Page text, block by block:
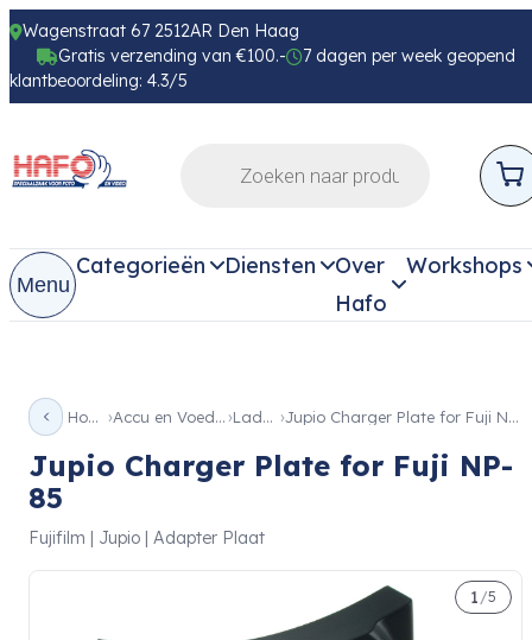
Wagenstraat 67 2512AR Den Haag
Gratis verzending van €100.-
7 dagen per week geopend
klantbeoordeling: 4.3/5
Menu
Categorieën Diensten
Over
Hafo
Workshops
Home Accu en Voeding Laders Jupio Charger Plate for Fuji NP-85
Jupio Charger Plate for Fuji NP-
85
Fujifilm | Jupio | Adapter Plaat
1 /5